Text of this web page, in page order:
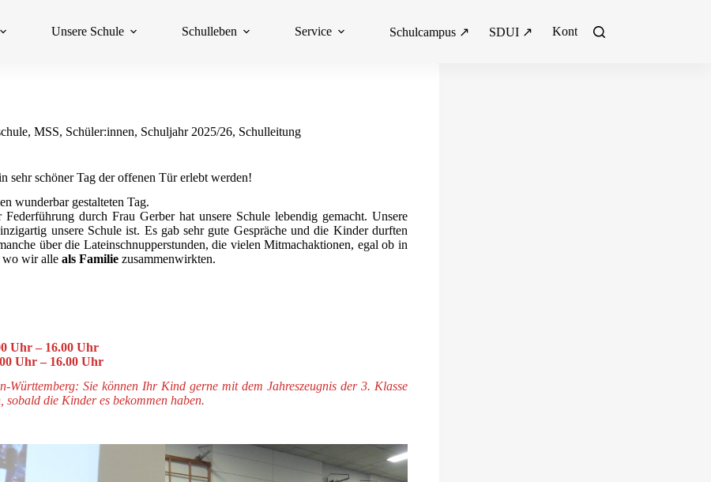
Unsere Schule Schulleben Service Schulcampus ↗ SDUI ↗ Kontakt
, MSS, Schüler:innen, Schuljahr 2025/26, Schulleitung
sehr schöner Tag der offenen Tür erlebt werden!
wunderbar gestalteten Tag.
durch Frau Gerber hat unsere Schule lebendig gemacht. Unsere
unsere Schule ist. Es gab sehr gute Gespräche und die Kinder durften
über die Lateinschnupperstunden, die vielen Mitmachaktionen, egal ob in
wo wir alle als Familie zusammenwirkten.
Uhr – 16.00 Uhr
Uhr – 16.00 Uhr
Sie können Ihr Kind gerne mit dem Jahreszeugnis der 3. Klasse
die Kinder es bekommen haben.